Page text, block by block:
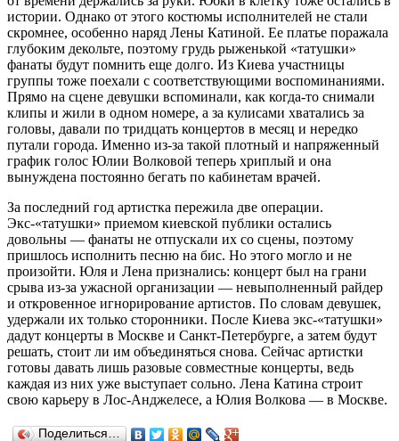
истории. Однако от этого костюмы исполнителей не стали
скромнее, особенно наряд Лены Катиной. Ее платье поражала
глубоким декольте, поэтому грудь рыженькой «татушки»
фанаты будут помнить еще долго. Из Киева участницы
группы тоже поехали с соответствующими воспоминаниями.
Прямо на сцене девушки вспоминали, как когда-то снимали
клипы и жили в одном номере, а за кулисами хватались за
головы, давали по тридцать концертов в месяц и нередко
путали города. Именно из-за такой плотный и напряженный
график голос Юлии Волковой теперь хриплый и она
вынуждена постоянно бегать по кабинетам врачей.
За последний год артистка пережила две операции.
Экс-«татушки» приемом киевской публики остались
довольны — фанаты не отпускали их со сцены, поэтому
пришлось исполнить песню на бис. Но этого могло и не
произойти. Юля и Лена признались: концерт был на грани
срыва из-за ужасной организации — невыполненный райдер
и откровенное игнорирование артистов. По словам девушек,
удержали их только сторонники. После Киева экс-«татушки»
дадут концерты в Москве и Санкт-Петербурге, а затем будут
решать, стоит ли им объединяться снова. Сейчас артистки
готовы давать лишь разовые совместные концерты, ведь
каждая из них уже выступает сольно. Лена Катина строит
свою карьеру в Лос-Анджелесе, а Юлия Волкова — в Москве.
Поделиться…